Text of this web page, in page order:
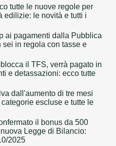
tutte le nuove regole per
edilizie: le novità e tutti i
ai pagamenti dalla Pubblica
in regola con tasse e
il TFS, verrà pagato in
e detassazioni: ecco tutte
dall'aumento di tre mesi
escluse e tutte le
il bonus da 500
Legge di Bilancio:
2025